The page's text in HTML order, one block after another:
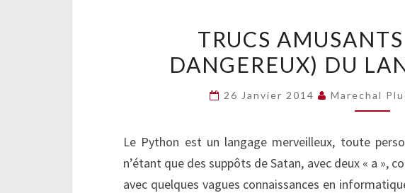
(ET
TRUCS
DANGEREUX) DU
26 Janvier 2014 Marechal
Le Python est un langage merveilleux, toute
n’étant que des suppôts de Satan, avec deux « a »,
avec quelques vagues connaissances en